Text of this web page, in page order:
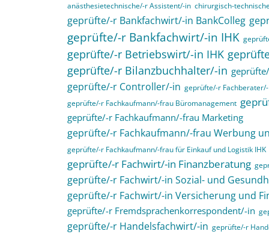
anästhesietechnische/-r Assistent/-in chirurgisch-
geprüfte/-r Bankfachwirt/-in BankColleg
geprüfte/-r Bankfachwirt/-in IHK
geprüfte/-r Betriebswirt/-in IHK
geprüfte/-r Bilanzbuchhalter/-in
geprüfte/-r Controller/-in geprüfte/-r
geprüfte/-r Fachkaufmann/-frau Büromanagement
geprüfte/-r Fachkaufmann/-frau Marketing
geprüfte/-r Fachkaufmann/-frau Werbung
geprüfte/-r Fachkaufmann/-frau für Einkauf und Logistik IHK
geprüfte/-r Fachwirt/-in Finanzberatung
geprüfte/-r Fachwirt/-in Sozial- und
geprüfte/-r Fachwirt/-in Versicherung und
geprüfte/-r Fremdsprachenkorrespondent/-in
geprüfte/-r Handelsfachwirt/-in geprüfte/-r